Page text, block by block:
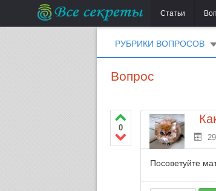
Статьи
РУБРИКИ ВОПРОСОВ
Вопрос
0
Посоветуйте